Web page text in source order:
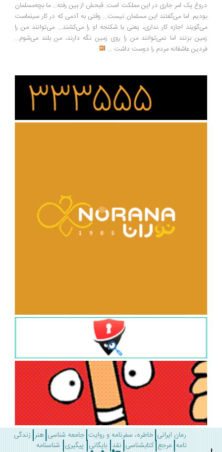
دروغ یک امر جاری در این مملکت است. قبحش از بین رفته... ما بچه‌مسلمان
بودیم. اما می‌گفتند این مسلمان نیست... وقتی به آدمی که در کار سینماست
می‌گویند اجازه کار نداری، یعنی با شکنجه او را می‌کشند... می‌توانند من را
زمین بزنند اما نمی‌توانند من را روی زمین نگه دارند، من بلند می‌شوم...
فردین عاشقانه مردم را دوست داشت ...
رمان ایرانی خاطره، سفرنامه و روایت جامعه شناسی هنر زندگی
نامه مرجع کتابشناسی نقد بایگانی پیگیری شناسنامه